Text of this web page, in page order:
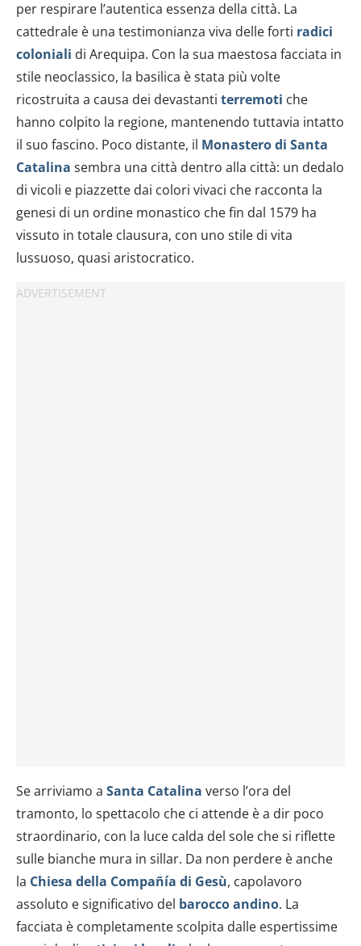
per respirare l’autentica essenza della città. La
cattedrale è una testimonianza viva delle forti radici
coloniali di Arequipa. Con la sua maestosa facciata in
stile neoclassico, la basilica è stata più volte
ricostruita a causa dei devastanti terremoti che
hanno colpito la regione, mantenendo tuttavia intatto
il suo fascino. Poco distante, il Monastero di Santa
Catalina sembra una città dentro alla città: un dedalo
di vicoli e piazzette dai colori vivaci che racconta la
genesi di un ordine monastico che fin dal 1579 ha
vissuto in totale clausura, con uno stile di vita
lussuoso, quasi aristocratico.
Se arriviamo a Santa Catalina verso l’ora del
tramonto, lo spettacolo che ci attende è a dir poco
straordinario, con la luce calda del sole che si riflette
sulle bianche mura in sillar. Da non perdere è anche
la Chiesa della Compañía di Gesù, capolavoro
assoluto e significativo del barocco andino. La
facciata è completamente scolpita dalle espertissime